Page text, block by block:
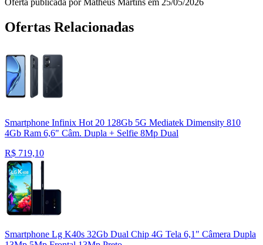
Ofertas Relacionadas
Smartphone Infinix Hot 20 128Gb 5G Mediatek Dimensity 810
4Gb Ram 6,6" Câm. Dupla + Selfie 8Mp Dual
R$ 719,10
Smartphone Lg K40s 32Gb Dual Chip 4G Tela 6,1" Câmera Dupla